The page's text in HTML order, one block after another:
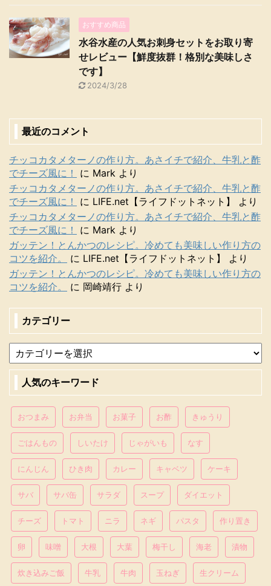
おすすめ商品
水谷水産の人気お刺身セットをお取り寄
せレビュー【鮮度抜群！格別な美味しさ
です】
2024/3/28
最近のコメント
チッコカタメターノの作り方。あさイチで紹介、牛乳と酢
でチーズ風に！
に Mark より
チッコカタメターノの作り方。あさイチで紹介、牛乳と酢
でチーズ風に！
に LIFE.net【ライフドットネット】
より
チッコカタメターノの作り方。あさイチで紹介、牛乳と酢
でチーズ風に！
に Mark より
ガッテン！とんかつのレシピ。冷めても美味しい作り方の
コツを紹介。
に LIFE.net【ライフドットネット】
より
ガッテン！とんかつのレシピ。冷めても美味しい作り方の
コツを紹介。
に 岡崎靖行 より
カテゴリー
人気のキーワード
おつまみ お弁当 お菓子 お酢 きゅうり
ごはんもの しいたけ じゃがいも なす
にんじん ひき肉 カレー キャベツ ケーキ
サバ サバ缶 サラダ スープ ダイエット
チーズ トマト ニラ ネギ パスタ 作り置き
卵 味噌 大根 大葉 梅干し 海老 漬物
炊き込みご飯 牛乳 牛肉 玉ねぎ 生クリーム